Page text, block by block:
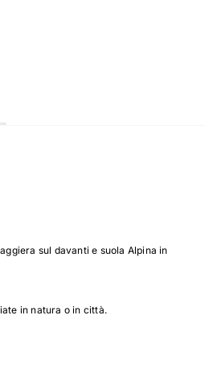
sul davanti e suola Alpina in
in natura o in città.